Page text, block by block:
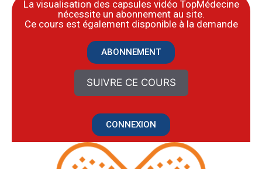
La visualisation des capsules vidéo TopMédecine
nécessite un abonnement au site.
​Ce cours est également disponible à la demande
ABONNEMENT
SUIVRE CE COURS
CONNEXION